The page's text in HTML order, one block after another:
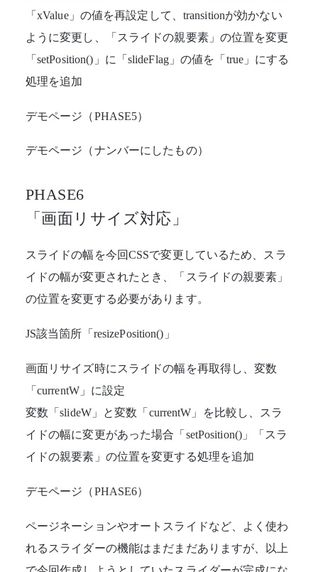
「xValue」の値を再設定して、transitionが効かない
ように変更し、「スライドの親要素」の位置を変更
「setPosition()」に「slideFlag」の値を「true」にする
処理を追加
デモページ（PHASE5）
デモページ（ナンバーにしたもの）
PHASE6
「画面リサイズ対応」
スライドの幅を今回CSSで変更しているため、スラ
イドの幅が変更されたとき、「スライドの親要素」
の位置を変更する必要があります。
JS該当箇所「resizePosition()」
画面リサイズ時にスライドの幅を再取得し、変数
「currentW」に設定
変数「slideW」と変数「currentW」を比較し、スラ
イドの幅に変更があった場合「setPosition()」「スラ
イドの親要素」の位置を変更する処理を追加
デモページ（PHASE6）
ページネーションやオートスライドなど、よく使わ
れるスライダーの機能はまだまだありますが、以上